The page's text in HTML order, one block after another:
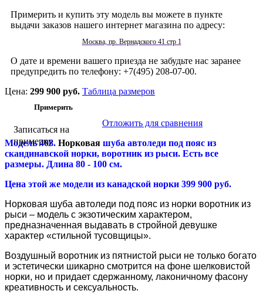
Примерить и купить эту модель вы можете в пункте
выдачи заказов нашего интернет магазина по адресу:
Москва, пр. Вернадского 41 стр 1
О дате и времени вашего приезда не забудьте нас заранее
предупредить по телефону: +7(495) 208-07-00.
Цена: 299 900 руб. Таблица размеров
Записаться на
примерку
Отложить для сравнения
Модель 408. Норковая шуба автоледи под пояс из
скандинавской норки, воротник из рыси. Есть все
размеры. Длина 80 - 100 см.
Цена этой же модели из канадской норки 399 900 руб.
Норковая шуба автоледи под пояс из норки воротник из
рыси – модель с экзотическим характером,
предназначенная выдавать в стройной девушке
характер «стильной тусовщицы».
Воздушный воротник из пятнистой рыси не только богато
и эстетически шикарно смотрится на фоне шелковистой
норки, но и придает сдержанному, лаконичному фасону
креативность и сексуальность.